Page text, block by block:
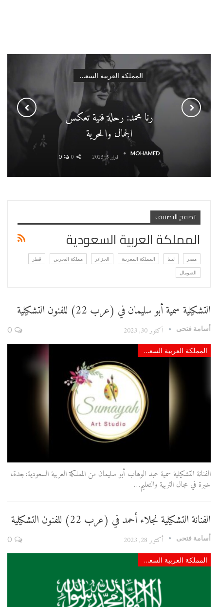
المملكة العربية السعودية
رنا محمد: رحلة فنية تعكس
الجمال والحرية
MOHAMED فبراير 5, 2025 0
0
تصفح التصنيف
المملكة العربية السعودية
مصر ليبيا المملكة المغربية الجزائر مملكة البحرين
قطر
الصومال
التشكيلية سمية أبو سليمان في (عرب 22) للفنون التشكيلية
أسامة فتحى أكتوبر 30, 2023
المملكة العربية السعودية
الفنانة التشكيلية سمية عبد الوهاب أبو سليمان من المملكة العربية السعودية،جدة،
خبرة في مجال التربية والتعليم…
الفنانة التشكيلية نجلاء أحمد في (عرب 22) للفنون التشكيلية
أسامة فتحى أكتوبر 28, 2023
المملكة العربية السعودية